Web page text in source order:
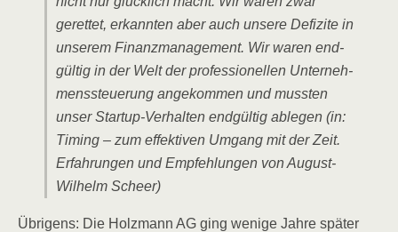
geret­tet, erkann­ten aber auch unse­re Defi­zi­te in
unse­rem Finanz­ma­nage­ment. Wir waren end­
gül­tig in der Welt der pro­fes­sio­nel­len Unter­neh­
mens­steue­rung ange­kom­men und muss­ten
unser Start­up-Ver­hal­ten end­gül­tig able­gen (in:
Timing – zum effek­ti­ven Umgang mit der Zeit.
Erfah­run­gen und Emp­feh­lun­gen von August-
Wil­helm Scheer)
Übri­gens: Die Holz­mann AG ging weni­ge Jah­re spä­ter